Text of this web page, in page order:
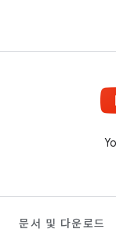
문서 및 다운로드